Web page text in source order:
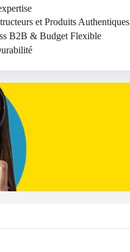
et Produits Authentiques
B2B & Budget Flexible